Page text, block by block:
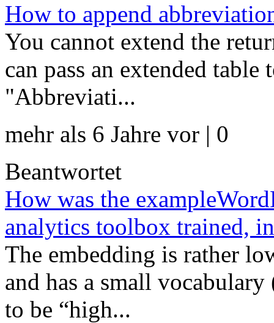
How to append
You cannot extend the
can pass an extended
"Abbreviati...
mehr als 6 Jahre vor | 0
Beantwortet
How was the
analytics toolbox trained,
The embedding is rather
and has a small
to be “high...